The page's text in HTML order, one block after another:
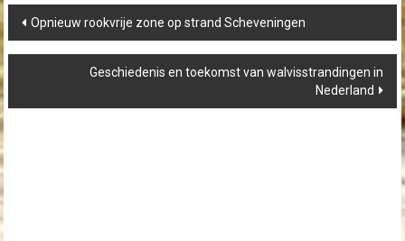
navigation
Opnieuw rookvrije zone op strand Scheveningen
Geschiedenis en toekomst van walvisstrandingen in
Nederland